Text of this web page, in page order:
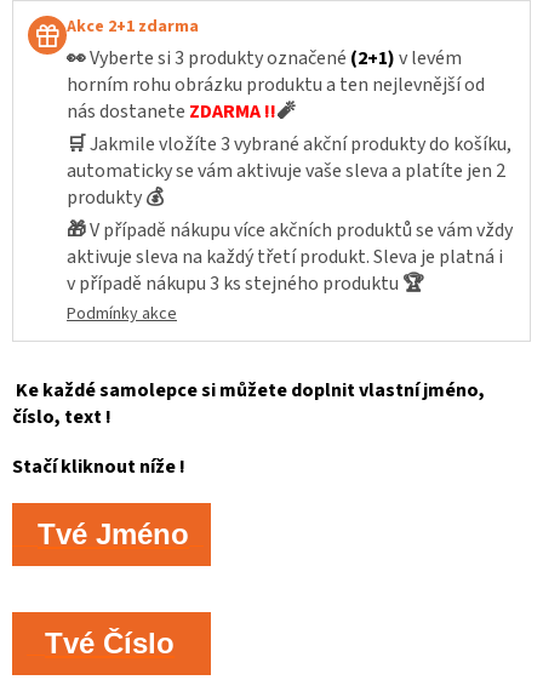
Akce 2+1 zdarma
👀Vyberte si 3 produkty označené (2+1)v levém
horním rohu obrázku produktu a ten nejlevnější od
nás dostanete ZDARMA !!🧨
🛒Jakmile vložíte 3 vybrané akční produkty do košíku,
automaticky se vám aktivuje vaše sleva a platíte jen 2
produkty💰
🎁V případě nákupu více akčních produktů se vám vždy
aktivuje sleva na každý třetí produkt. Sleva je platná i
v případě nákupu 3 ks stejného produktu 🏆
Podmínky akce
Ke každé samolepce si můžete doplnit vlastní jméno,
číslo, text !
Stačí kliknout níže !
Tvé Jméno
Tvé Číslo